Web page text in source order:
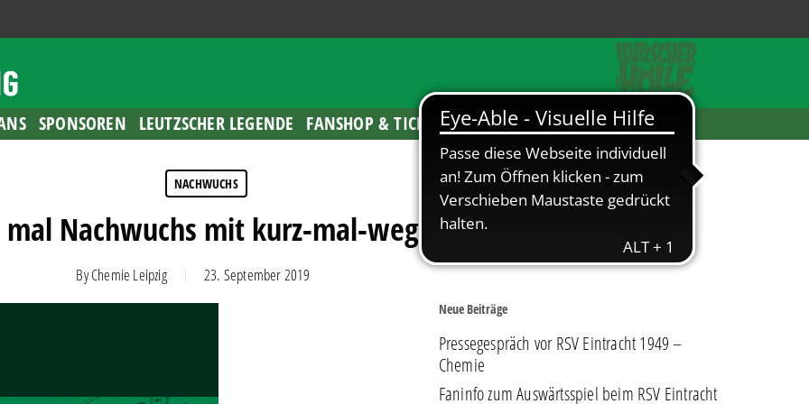
SPONSOREN LEUTZSCHER LEGENDE FANSHOP & TICKETS
NACHWUCHS
mal Nachwuchs mit kurz-mal-weg.de
ByChemie Leipzig 23. September 2019
Neue Beiträge
Pressegespräch vor RSV Eintracht 1949 –
Chemie
Faninfo zum Auswärtsspiel beim RSV Eintracht